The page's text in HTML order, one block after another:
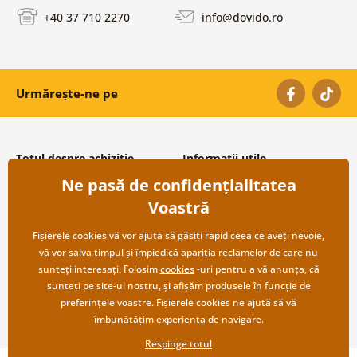
+40 37 710 2270 info@dovido.ro
Urmărește-ne pe
Totul despre achiziție
Condiții și termeni generali
Protecția datelor personale
Transport și modalități de plată
Returnare
Informații utile
Despre noi
Întrebări frecvente
Contacte
Cooperare angro
Ne pasă de confidențialitatea
Voastră
Fișierele cookies vă vor ajuta să găsiți rapid ceea ce aveți nevoie,
vă vor salva timpul și împiedică apariția reclamelor de care nu
sunteți interesați. Folosimcookies-uri pentru a vă anunța, că
sunteți pe site-ul nostru, și afișăm produsele în funcție de
preferințele voastre. Fișierele cookies ne ajută să vă
îmbunătățim experiența de navigare.
Respinge totul